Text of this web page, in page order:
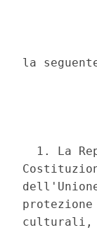
la
1. La
culturali,